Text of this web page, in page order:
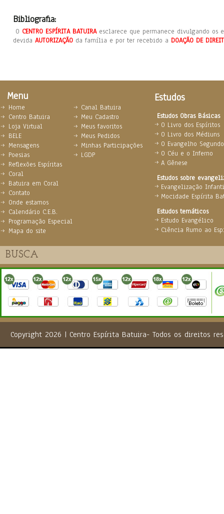
Bibliografia:
O CENTRO ESPÍRITA BATUIRAesclarece que permanece divulgando os
devida AUTORIZAÇÃO da família e por ter recebido a DOAÇÃO DE
Menu Estudos
Estudos Obras Básicas
O Livro dos Espíritos
O Livro dos Médiuns
O Evangelho
O Céu e o Inferno
A Gênese
Estudos sobre
Evangelização
Mocidade Espírita
Estudos temáticos
Estudo Evangélico
Ciência Rumo ao
Home
Centro Batuira
Loja Virtual
BELE
Mensagens
Poesias
Reflexões Espíritas
Coral
Batuira em Coral
Contato
Onde estamos
Calendário C.E.B.
Programação Especial
Mapa do site
Canal Batuira
Meu Cadastro
Meus favoritos
Meus Pedidos
Minhas Participações
LGDP
Copyright 2026 | Centro Espírita Batuira- Todos os